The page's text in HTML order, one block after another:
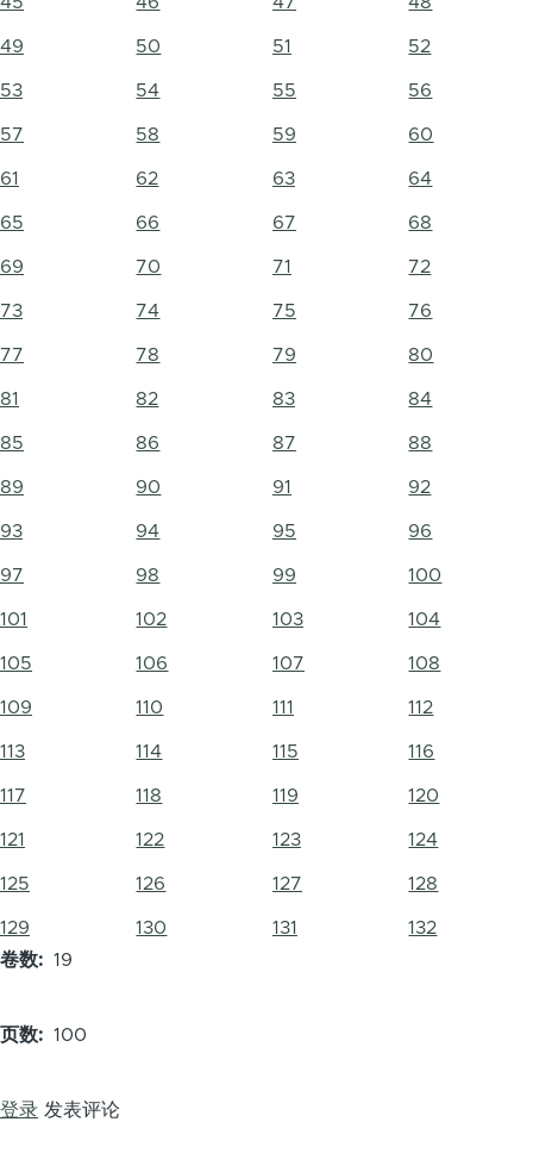
49 50 51 52
53 54 55 56
57 58 59 60
61 62 63 64
65 66 67 68
69 70 71 72
73 74 75 76
77 78 79 80
81 82 83 84
85 86 87 88
89 90 91 92
93 94 95 96
97 98 99 100
101 102 103 104
105 106 107 108
109 110 111 112
113 114 115 116
117 118 119 120
121 122 123 124
125 126 127 128
129 130 131
132
卷数
19
页数 100
登录 发表评论